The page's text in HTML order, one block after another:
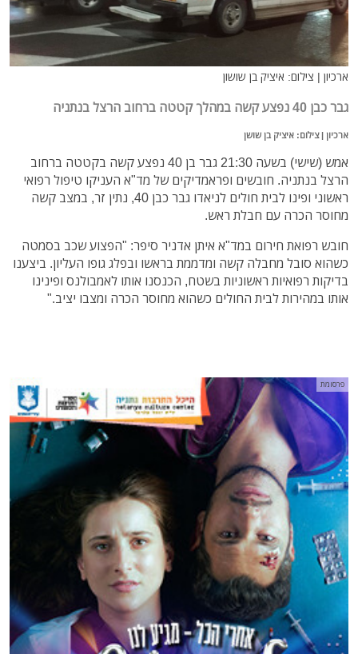
ארכיון | צילום: איציק בן שושון
גבר כבן 40 נפצע קשה במהלך קטטה ברחוב הרצל בנתניה
ארכיון | צילום: איציק בן שושן
אמש (שישי) בשעה 21:30 גבר בן 40 נפצע קשה בקטטה ברחוב
הרצל בנתניה. חובשים ופראמדיקים של מד"א העניקו טיפול רפואי
ראשוני ופינו לבית חולים לניאדו גבר כבן 40, נתין זר, במצב קשה
מחוסר הכרה עם חבלת ראש.
חובש רפואת חירום במד"א איתן אדניר סיפר: "הפצוע שכב בסמטה
כשהוא סובל מחבלה קשה ומדממת בראשו ובפלג גופו העליון. ביצענו
בדיקות רפואיות ראשוניות בשטח, הכנסנו אותו לאמבולנס ופינינו
אותו במהירות לבית החולים כשהוא מחוסר הכרה ומצבו יציב."
פרסומת